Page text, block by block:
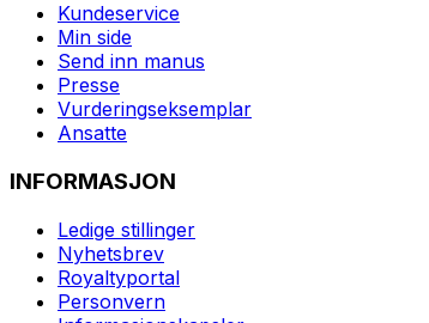
Kundeservice
Min side
Send inn manus
Presse
Vurderingseksemplar
Ansatte
INFORMASJON
Ledige stillinger
Nyhetsbrev
Royaltyportal
Personvern